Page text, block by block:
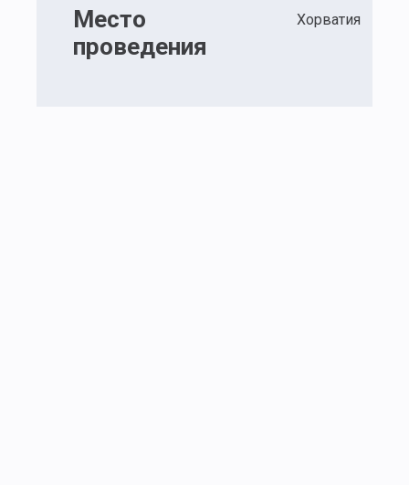
Место
проведения
Хорватия